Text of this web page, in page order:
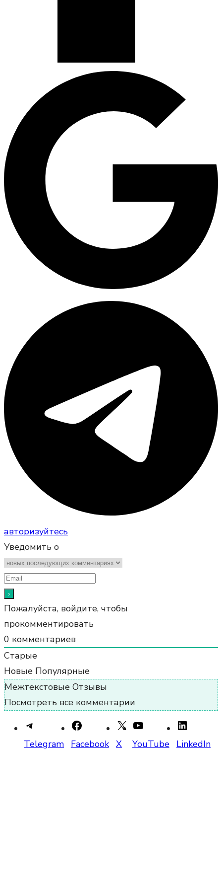
авторизуйтесь
Уведомить о
Пожалуйста, войдите, чтобы
прокомментировать
0 комментариев
Старые
Новые Популярные
Межтекстовые Отзывы
Посмотреть все комментарии
Telegram Facebook X YouTube LinkedIn